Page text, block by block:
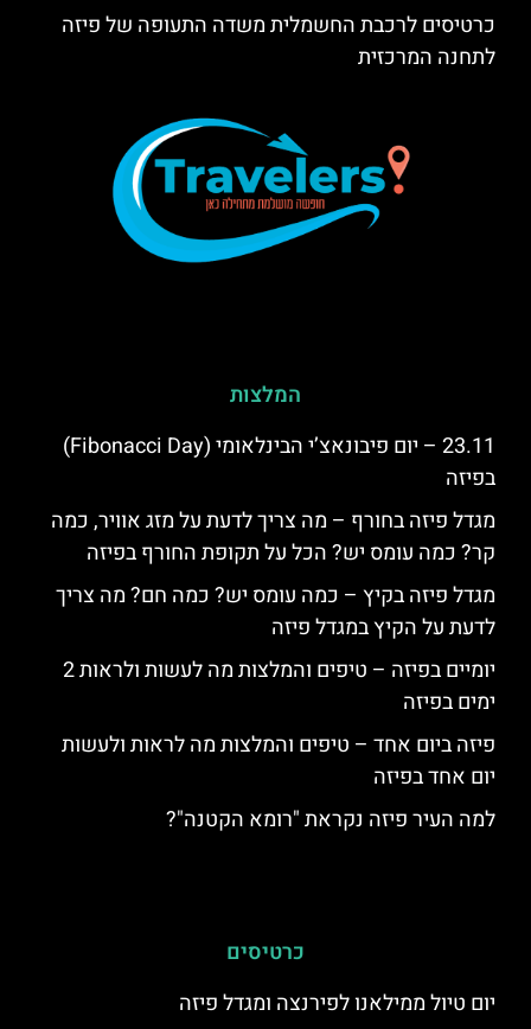
כרטיסים לרכבת החשמלית משדה התעופה של פיזה
לתחנה המרכזית
המלצות
23.11 – יום פיבונאצ’י הבינלאומי (Fibonacci Day)
בפיזה
מגדל פיזה בחורף – מה צריך לדעת על מזג אוויר, כמה
קר? כמה עומס יש? הכל על תקופת החורף בפיזה
מגדל פיזה בקיץ – כמה עומס יש? כמה חם? מה צריך
לדעת על הקיץ במגדל פיזה
יומיים בפיזה – טיפים והמלצות מה לעשות ולראות 2
ימים בפיזה
פיזה ביום אחד – טיפים והמלצות מה לראות ולעשות
יום אחד בפיזה
למה העיר פיזה נקראת "רומא הקטנה"?
כרטיסים
יום טיול ממילאנו לפירנצה ומגדל פיזה